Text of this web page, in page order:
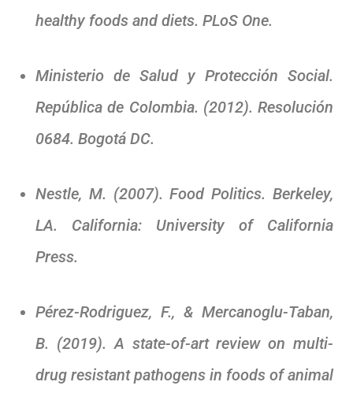
healthy foods and diets. PLoS One.
Ministerio de Salud y Protección Social.
República de Colombia. (2012). Resolución
0684. Bogotá DC.
Nestle, M. (2007). Food Politics. Berkeley,
LA. California: University of California
Press.
Pérez-Rodriguez, F., & Mercanoglu-Taban,
B. (2019). A state-of-art review on multi-
drug resistant pathogens in foods of animal